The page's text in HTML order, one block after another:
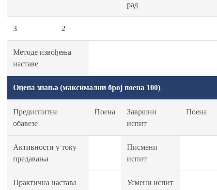
рад
3 2
Методе извођења
наставе
Оцена знања (максимални број поена 100)
Предиспитне
обавезе
Поена
Завршни
испит
Поена
Активности у току
предавања
Писмени
испит
Практична настава Усмени испит